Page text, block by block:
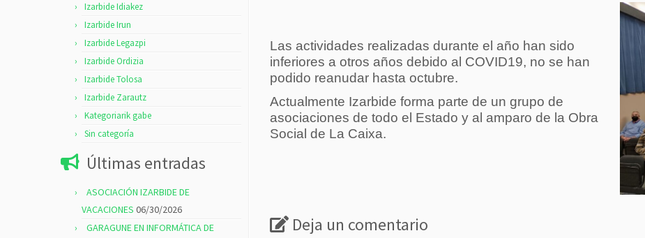
Izarbide Idiakez
Izarbide Irun
Izarbide Legazpi
Izarbide Ordizia
Izarbide Tolosa
Izarbide Zarautz
Kategoriarik gabe
Sin categoría
Últimas entradas
ASOCIACIÓN IZARBIDE DE
VACACIONES 06/30/2026
GARAGUNE EN INFORMÁTICA DE
Las actividades realizadas durante el año han sido
inferiores a otros años debido al COVID19, no se han
podido reanudar hasta octubre.
Actualmente Izarbide forma parte de un grupo de
asociaciones de todo el Estado y al amparo de la Obra
Social de La Caixa.
Deja un comentario